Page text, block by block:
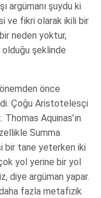
argümanı şuydu ki
ve fikri olarak ikili bir
neden yoktur,
şeklinde
önce
Çoğu Aristotelesçi
Aquinas’ın
Summa
bir tane yeterken iki
yol yerine bir yol
diye argüman yapar.
fazla metafizik